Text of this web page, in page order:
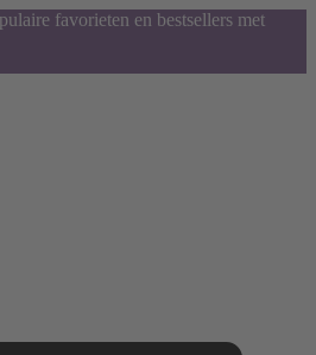
favorieten en bestsellers met